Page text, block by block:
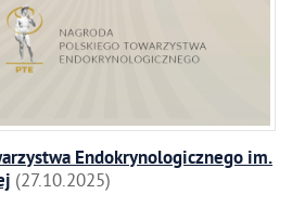
Endokrynologicznego im.
27.10.2025